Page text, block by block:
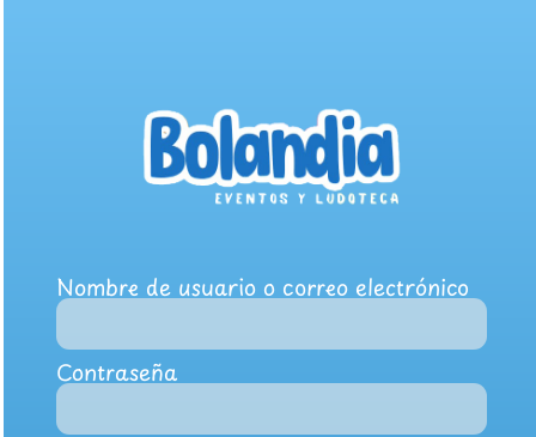
Nombre de usuario o correo electrónico
Contraseña